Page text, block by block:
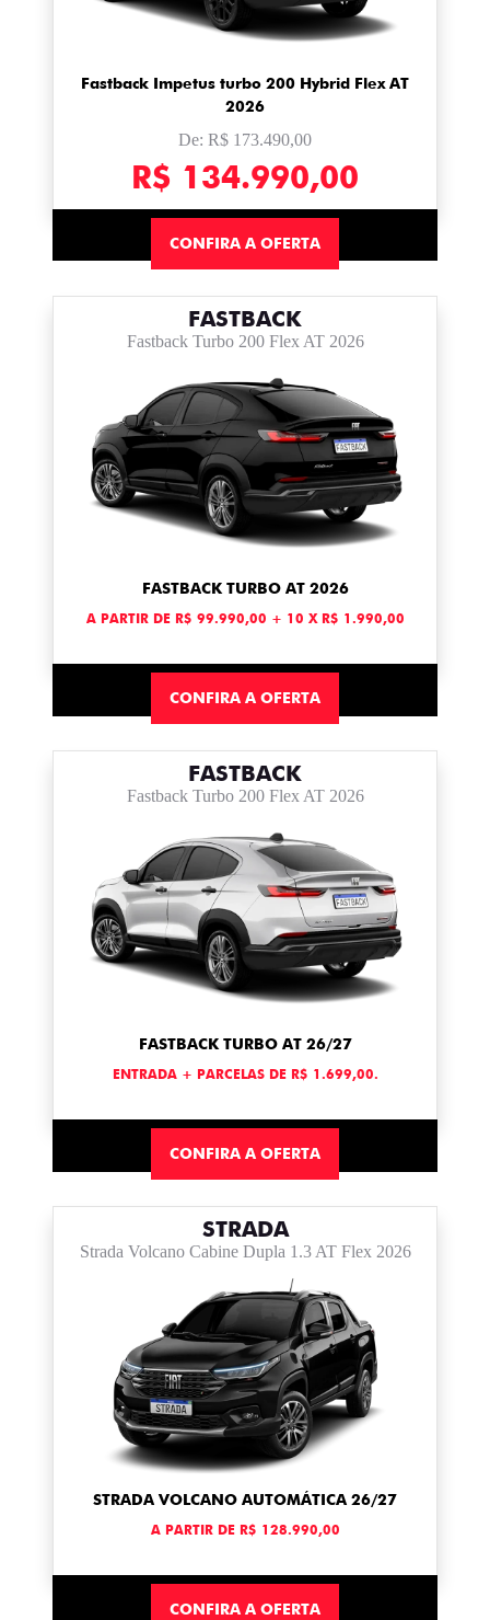
Fastback Impetus turbo 200 Hybrid Flex AT
2026
De: R$ 173.490,00
R$ 134.990,00
CONFIRA A OFERTA
FASTBACK
Fastback Turbo 200 Flex AT 2026
FASTBACK TURBO AT 2026
A PARTIR DE R$ 99.990,00 + 10 X R$ 1.990,00
CONFIRA A OFERTA
FASTBACK
Fastback Turbo 200 Flex AT 2026
FASTBACK TURBO AT 26/27
ENTRADA + PARCELAS DE R$ 1.699,00.
CONFIRA A OFERTA
STRADA
Strada Volcano Cabine Dupla 1.3 AT Flex 2026
STRADA VOLCANO AUTOMÁTICA 26/27
A PARTIR DE R$ 128.990,00
CONFIRA A OFERTA